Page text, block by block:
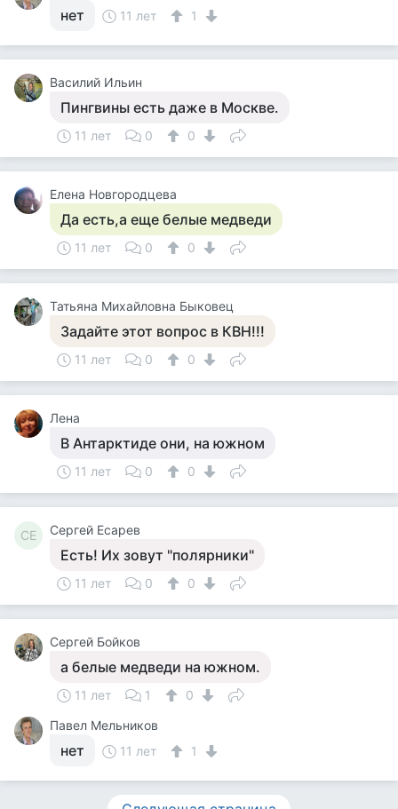
нет 11 лет 1
Василий Ильин
Пингвины есть даже в Москве.
11 лет 0 0
Елена Новгородцева
Да есть,а еще белые медведи
11 лет 0 0
Татьяна Михайловна Быковец
Задайте этот вопрос в КВН!!!
11 лет 0 0
Лена
В Антарктиде они, на южном
11 лет 0 0
СЕ Сергей Есарев
Есть! Их зовут "полярники"
11 лет 0 0
Сергей Бойков
а белые медведи на южном.
11 лет 1
0
Павел Мельников
нет 11 лет 1